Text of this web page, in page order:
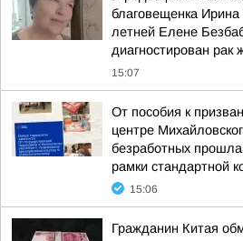
благовещенка
летней Елене
диагностирован рак
15:07
От пособия к
центре
безработных
рамки стандартной
15:06
Гражданин Китая